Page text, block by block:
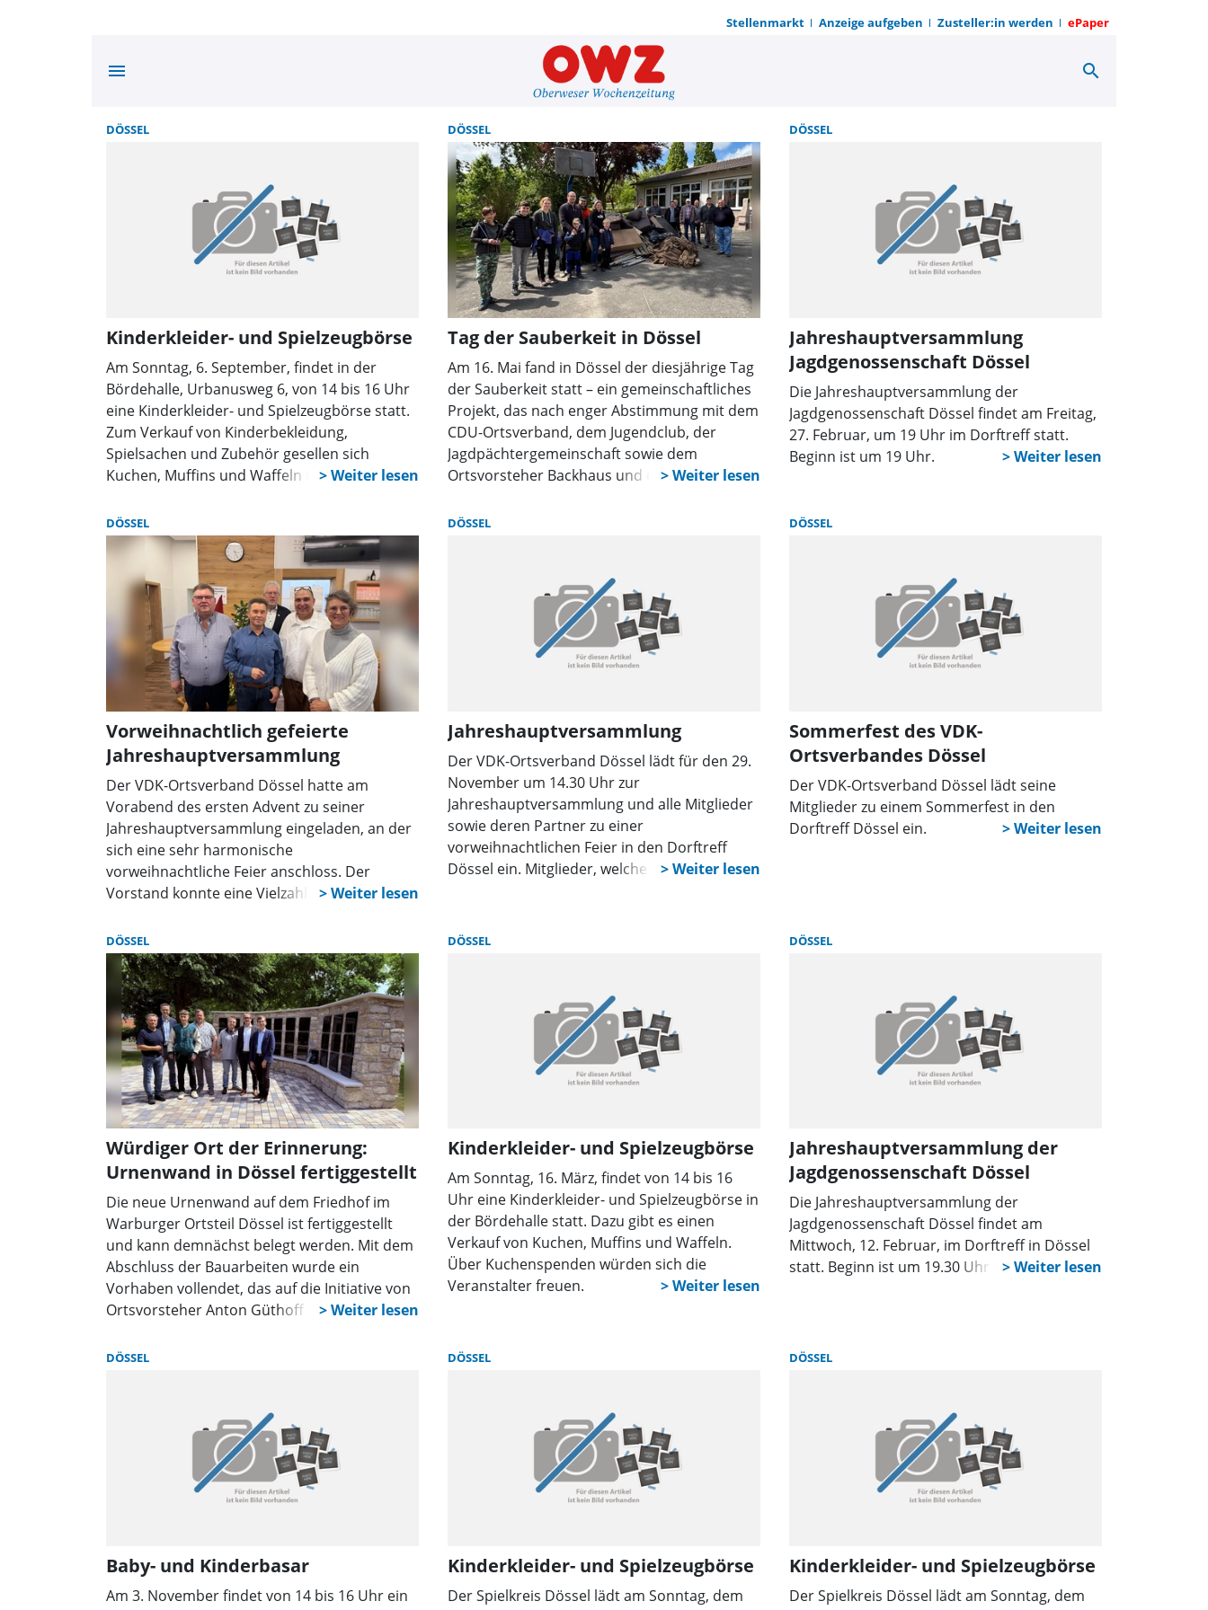
Stellenmarkt Anzeige aufgeben Zusteller:in werden ePaper
menu Suche | OWZ zum Sonntag search
DÖSSEL
Kinderkleider- und Spielzeugbörse
Am Sonntag, 6. September, findet in der
Bördehalle, Urbanusweg 6, von 14 bis 16 Uhr
eine Kinderkleider- und Spielzeugbörse statt.
Zum Verkauf von Kinderbekleidung,
Spielsachen und Zubehör gesellen sich
Kuchen, Muffins und Waffeln für das leibliche
DÖSSEL
Tag der Sauberkeit in Dössel
Am 16. Mai fand in Dössel der diesjährige Tag
der Sauberkeit statt – ein gemeinschaftliches
Projekt, das nach enger Abstimmung mit dem
CDU-Ortsverband, dem Jugendclub, der
Jagdpächtergemeinschaft sowie dem
Ortsvorsteher Backhaus und der SPD
den Ortskern von Müll und Unrat zu befreien
DÖSSEL
Jahreshauptversammlung
Jagdgenossenschaft Dössel
Die Jahreshauptversammlung der
Jagdgenossenschaft Dössel findet am Freitag,
27. Februar, um 19 Uhr im Dorftreff statt.
Beginn ist um 19 Uhr.
DÖSSEL
Vorweihnachtlich gefeierte
Jahreshauptversammlung
Der VDK-Ortsverband Dössel hatte am
Vorabend des ersten Advent zu seiner
Jahreshauptversammlung eingeladen, an der
sich eine sehr harmonische
vorweihnachtliche Feier anschloss. Der
Vorstand konnte eine Vielzahl an Mitgliedern
VDK-Kreisverbandes Höxter-Warburg
Gerhard Handermann. Bei leckeren Speisen
und Getränken verbrachten die
Teilnehmenden einige unterhaltsame
Stunden in stimmungsvoller Atmosphäre.
DÖSSEL
Jahreshauptversammlung
Der VDK-Ortsverband Dössel lädt für den 29.
November um 14.30 Uhr zur
Jahreshauptversammlung und alle Mitglieder
sowie deren Partner zu einer
vorweihnachtlichen Feier in den Dorftreff
Dössel ein. Mitglieder, welche an diesem
Butterwegge ( Kassierer) bis zum 22.
DÖSSEL
Sommerfest des VDK-
Ortsverbandes Dössel
Der VDK-Ortsverband Dössel lädt seine
Mitglieder zu einem Sommerfest in den
Dorftreff Dössel ein.
DÖSSEL
Würdiger Ort der Erinnerung:
Urnenwand in Dössel fertiggestellt
Die neue Urnenwand auf dem Friedhof im
Warburger Ortsteil Dössel ist fertiggestellt
und kann demnächst belegt werden. Mit dem
Abschluss der Bauarbeiten wurde ein
Vorhaben vollendet, das auf die Initiative von
Ortsvorsteher Anton Güthoff zurückgeht.
DÖSSEL
Kinderkleider- und Spielzeugbörse
Am Sonntag, 16. März, findet von 14 bis 16
Uhr eine Kinderkleider- und Spielzeugbörse in
der Bördehalle statt. Dazu gibt es einen
Verkauf von Kuchen, Muffins und Waffeln.
Über Kuchenspenden würden sich die
Veranstalter freuen.
DÖSSEL
Jahreshauptversammlung der
Jagdgenossenschaft Dössel
Die Jahreshauptversammlung der
Jagdgenossenschaft Dössel findet am
Mittwoch, 12. Februar, im Dorftreff in Dössel
statt. Beginn ist um 19.30 Uhr.
DÖSSEL
Baby- und Kinderbasar
Am 3. November findet von 14 bis 16 Uhr ein
DÖSSEL
Kinderkleider- und Spielzeugbörse
Der Spielkreis Dössel lädt am Sonntag, dem
DÖSSEL
Kinderkleider- und Spielzeugbörse
Der Spielkreis Dössel lädt am Sonntag, dem